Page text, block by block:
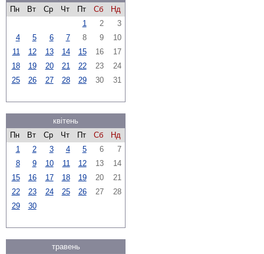
Пн
Вт Ср Чт Пт Сб
Нд
1
2
3
4
5 6 7 8 9
10
11
12 13 14 15 16
17
18
19 20 21 22 23
24
25
26 27 28 29 30 31
квітень
Пн
Вт Ср Чт Пт Сб
Нд
1
2 3 4 5 6
7
8
9 10 11 12 13
14
15
16 17 18 19 20
21
22
23 24 25 26 27
28
29
30
травень